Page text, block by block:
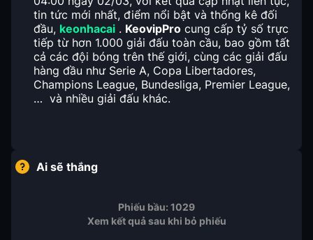
tin tức mới nhất, điểm nổi bật và thống kê đối
đầu, keonhacai . KeovipPro cung cấp tỷ số trực
tiếp từ hơn 1.000 giải đấu toàn cầu, bao gồm tất
cả các đội bóng trên thế giới, cùng các giải đấu
hàng đầu như Serie A, Copa Libertadores,
Champions League, Bundesliga, Premier League,
… và nhiều giải đấu khác.
Ai sẽ thắng
Phiếu bầu: 1029
Xem kết quả sau khi bỏ phiếu